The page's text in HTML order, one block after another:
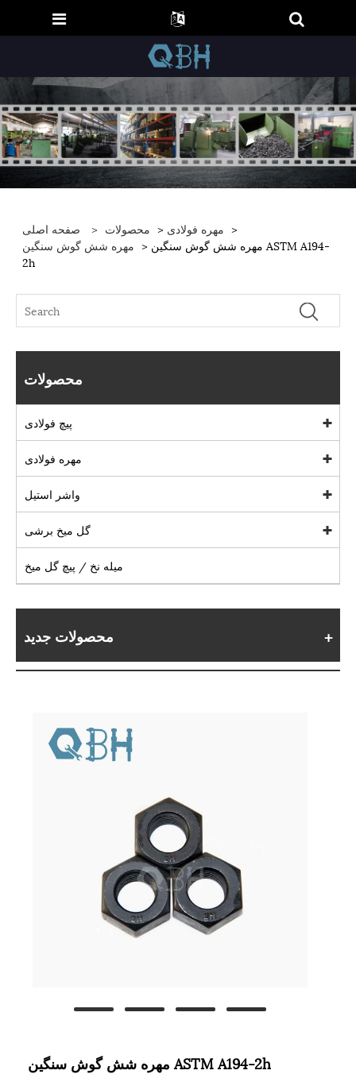
صفحه اصلی > محصولات > مهره فولادی >
مهره شش گوش سنگین > مهره شش گوش سنگین ASTM A194-
2h
محصولات
پیچ فولادی
مهره فولادی
واشر استیل
گل میخ برشی
میله نخ / پیچ گل میخ
محصولات جدید
مهره شش گوش سنگین ASTM A194-2h